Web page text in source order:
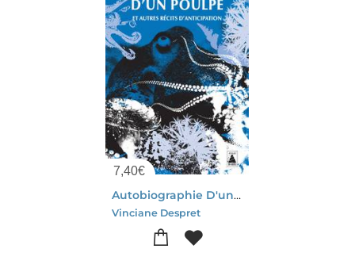
7,40€
Autobiographie D'un Poulpe : Et Autres Recits D'anticipation
Vinciane Despret